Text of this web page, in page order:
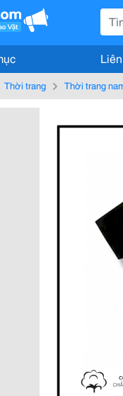
Thời trang Thời trang